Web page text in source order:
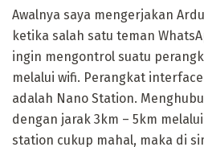
Awalnya saya mengerjakan
ketika salah satu teman
ingin mengontrol suatu
melalui wifi. Perangkat
adalah Nano Station.
dengan jarak 3km – 5km
station cukup mahal, maka di